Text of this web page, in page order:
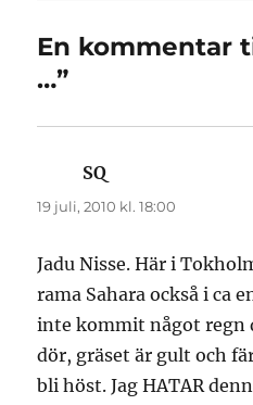
En kommentar
…”
SQ
19 juli, 2010 kl. 18:00
Jadu Nisse. Här i
rama Sahara också i ca
inte kommit något regn
dör, gräset är gult och
bli höst. Jag HATAR